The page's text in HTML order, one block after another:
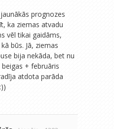
prognozes
ka ziemas atvadu
vēl tikai gaidāms,
būs. Jā, ziemas
bija nekāda, bet nu
beigas + februāris
atdota parāda